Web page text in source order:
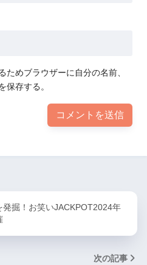
ためブラウザーに自分の名前、
保存する。
発掘！お笑いJACKPOT2024年
次の記事